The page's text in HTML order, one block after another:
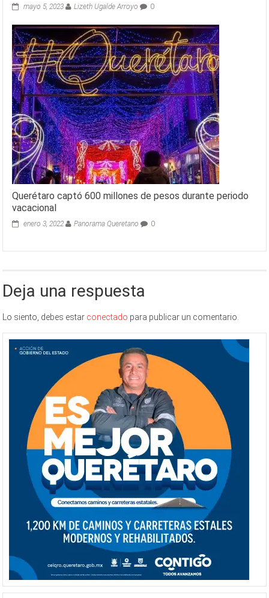
mayo 5, 2023 Lizeth Ugalde Arroyo 0
Querétaro captó 600 millones de pesos durante periodo
vacacional
enero 3, 2022 Panorama Queretano 0
Deja una respuesta
Lo siento, debes estar conectado para publicar un comentario.